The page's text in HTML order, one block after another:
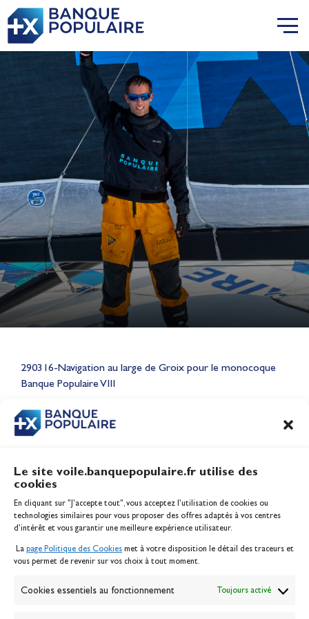
Le site voile.banquepopulaire.fr utilise des
cookies
En cliquant sur "J'accepte tout", vous acceptez l’utilisation de cookies ou
technologies similaires pour vous proposer des offres adaptés à vos centres
d’intérêt et vous garantir une meilleure expérience utilisateur.
La page Politique des Cookies met à votre disposition le détail des traceurs et
vous permet de revenir sur vos choix à tout moment.
Cookies essentiels au fonctionnement Toujours activé
290316-Navigation au large de Groix pour le monocoque
Banque Populaire VIII
CONTENU
Beach, sur le plan d'eau des
Jeux Olympiques 2028
Inscription serveur média
Contact
Politique des cookies
Banque de la voile